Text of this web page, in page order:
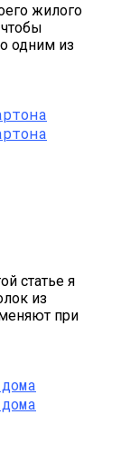
жилого
одним из
статье я
из
при